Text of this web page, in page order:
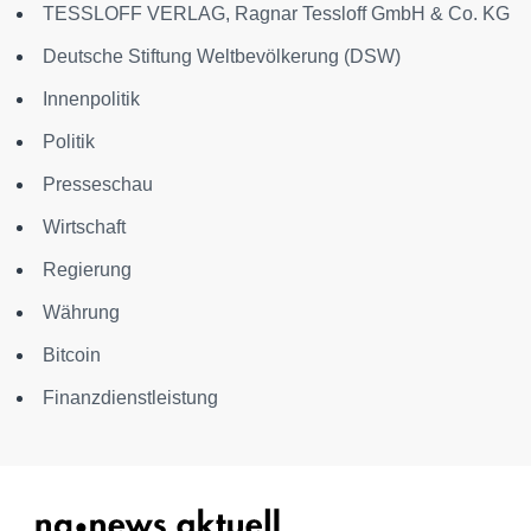
TESSLOFF VERLAG, Ragnar Tessloff GmbH & Co. KG
Deutsche Stiftung Weltbevölkerung (DSW)
Innenpolitik
Politik
Presseschau
Wirtschaft
Regierung
Währung
Bitcoin
Finanzdienstleistung